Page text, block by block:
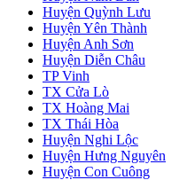
Huyện Quỳnh Lưu
Huyện Yên Thành
Huyện Anh Sơn
Huyện Diễn Châu
TP Vinh
TX Cửa Lò
TX Hoàng Mai
TX Thái Hòa
Huyện Nghi Lộc
Huyện Hưng Nguyên
Huyện Con Cuông